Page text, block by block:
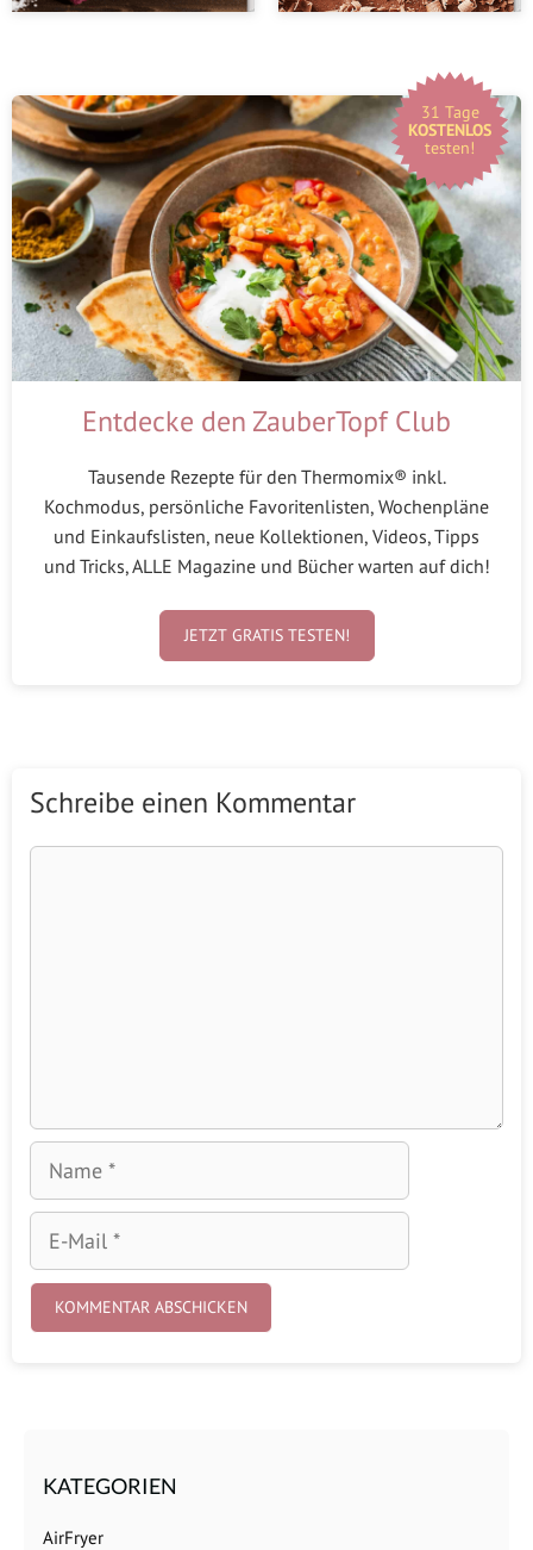
31 Tage
KOSTENLOS
testen!
Entdecke den ZauberTopf Club
Tausende Rezepte für den Thermomix® inkl.
Kochmodus, persönliche Favoritenlisten, Wochenpläne
und Einkaufslisten, neue Kollektionen, Videos, Tipps
und Tricks, ALLE Magazine und Bücher warten auf dich!
JETZT GRATIS TESTEN!
Schreibe einen Kommentar
Name
Mail
KATEGORIEN
AirFryer